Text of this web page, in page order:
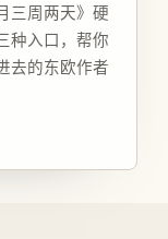
三周两天》硬
种入口，帮你
去的东欧作者